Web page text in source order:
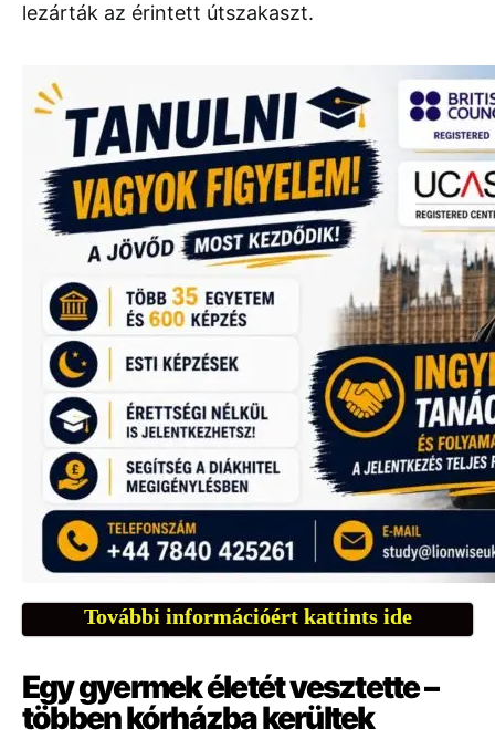
lezárták az érintett útszakaszt.
További információért kattints ide
Egygyermekéletétvesztette –
többenkórházbakerültek